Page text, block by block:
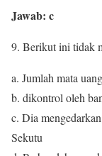
Jawab: c
9. Berikut ini tidak
a. Jumlah mata
b. dikontrol oleh
c. Dia
Sekutu